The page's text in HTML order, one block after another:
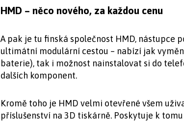
HMD – něco nového, za každou cenu
A pak je tu finská společnost HMD, nástupce
ultimátní modulární cestou – nabízí jak
baterie), tak i možnost nainstalovat si do
dalších komponent.
Kromě toho je HMD velmi otevřené všem
příslušenství na 3D tiskárně. Poskytuje k